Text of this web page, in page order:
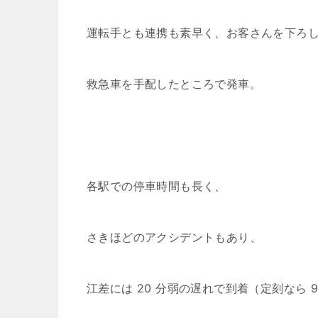
運転手とも連携も素早く、お客さんを下ろし
救急車を手配したところで発車。
各駅での停車時間も長く、
さきほどのアクシデントもあり、
江差には 20 分弱の遅れで到着（定刻なら